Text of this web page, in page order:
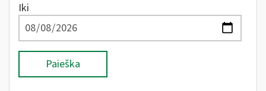
Iki
Paieška